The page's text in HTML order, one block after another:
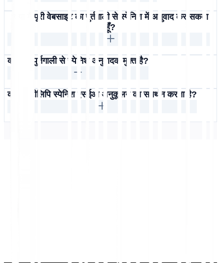
क्या मैं पूरी वेबसाइट का पुर्तगाली से स्पेनिश में अनुवाद कर सकता
हूँ?
क्या यह पुर्तगाली से स्पेनिश अनुवादक मुफ़्त है?
क्या मल्टीलिपि स्पेनिश एसईओ अनुकूलन का समर्थन करता है?